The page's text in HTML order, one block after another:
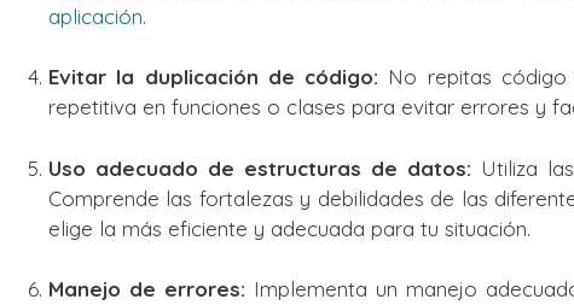
aplicación.
Evitar la duplicación de código: No repitas código
repetitiva en funciones o clases para evitar errores y
Uso adecuado de estructuras de datos: Utiliza
Comprende las fortalezas y debilidades de las
elige la más eficiente y adecuada para tu situación.
Manejo de errores: Implementa un manejo